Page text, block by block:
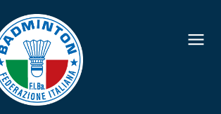
FEDERAZIONE
IDENTITÀ